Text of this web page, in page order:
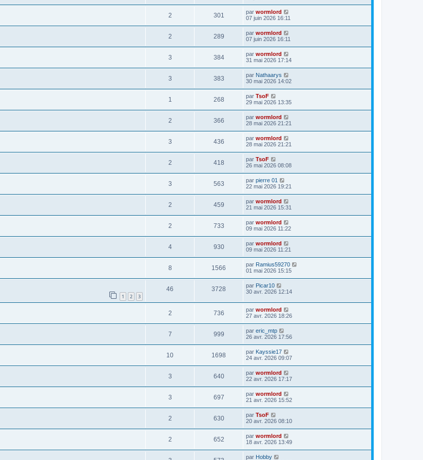
2 301 par wormlord
07 juin 2026 16:11
2 289 par wormlord
07 juin 2026 16:11
3 384 par wormlord
31 mai 2026 17:14
3 383 par Nathaarys
30 mai 2026 14:02
1 268 par TsoF
29 mai 2026 13:35
2 366 par wormlord
28 mai 2026 21:21
3 436 par wormlord
28 mai 2026 21:21
2 418 par TsoF
26 mai 2026 08:08
3 563 par pierre 01
22 mai 2026 19:21
2 459 par wormlord
21 mai 2026 15:31
2 733 par wormlord
09 mai 2026 11:22
4 930 par wormlord
09 mai 2026 11:21
8 1566 par Ramius59270
01 mai 2026 15:15
1 2 3
46 3728 par Picar10
30 avr. 2026 12:14
2 736 par wormlord
27 avr. 2026 18:26
7 999 par eric_mtp
26 avr. 2026 17:56
10 1698 par Kayssie17
24 avr. 2026 09:07
3 640 par wormlord
22 avr. 2026 17:17
3 697 par wormlord
21 avr. 2026 15:52
2 630 par TsoF
20 avr. 2026 08:10
2 652 par wormlord
18 avr. 2026 13:49
par Hobby